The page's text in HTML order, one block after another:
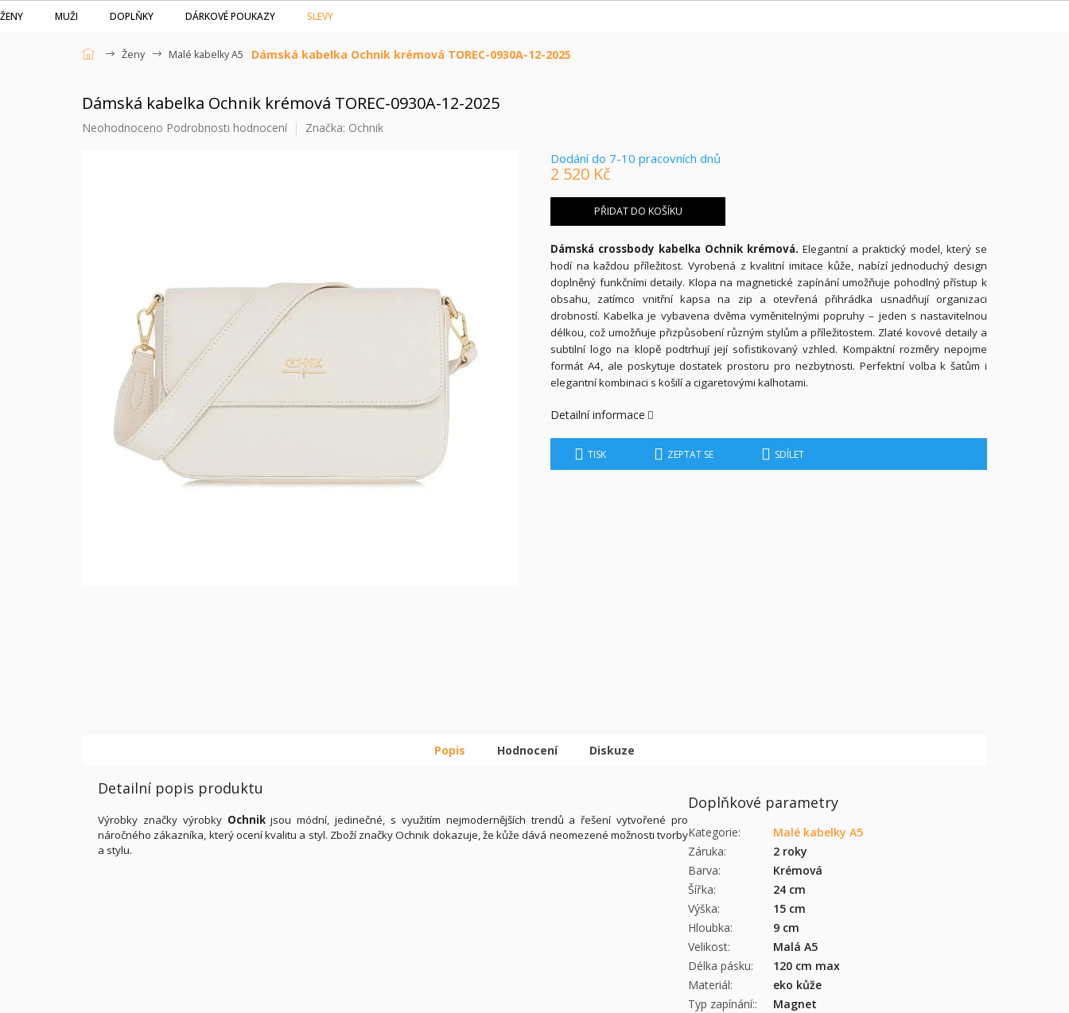
Přejít
na
ŽENY MUŽI DOPLŇKY DÁRKOVÉ POUKAZY SLEVY
Ženy Malé kabelky A5 Dámská kabelka Ochnik krémová TOREC-0930A-12-2025
Dámská kabelka Ochnik krémová TOREC-0930A-12-2025
Průměrné
Neohodnoceno Podrobnosti hodnocení Značka: Ochnik
2 520 Kč
cena:
Dodání do 7-10 pracovních dnů
PŘIDAT DO KOŠÍKU
Dámská crossbody kabelka Ochnik krémová. Elegantní a praktický model, který se
hodí na každou příležitost. Vyrobená z kvalitní imitace kůže, nabízí jednoduchý design
doplněný funkčními detaily. Klopa na magnetické zapínání umožňuje pohodlný přístup k
obsahu, zatímco vnitřní kapsa na zip a otevřená přihrádka usnadňují organizaci
drobností. Kabelka je vybavena dvěma vyměnitelnými popruhy – jeden s nastavitelnou
délkou, což umožňuje přizpůsobení různým stylům a příležitostem. Zlaté kovové detaily a
subtilní logo na klopě podtrhují její sofistikovaný vzhled. Kompaktní rozměry nepojme
formát A4, ale poskytuje dostatek prostoru pro nezbytnosti. Perfektní volba k šatům i
elegantní kombinaci s košilí a cigaretovými kalhotami.
Detailní informace
TISK ZEPTAT SE SDÍLET
Popis Hodnocení Diskuze
Detailní popis produktu
Výrobky značky výrobky Ochnikjsou módní, jedinečné, s využitím nejmodernějších trendů a řešení vytvořené pro
náročného zákazníka, který ocení kvalitu a styl. Zboží značky Ochnik dokazuje, že kůže dává neomezené možnosti tvorby
a stylu.
Doplňkové parametry
Kategorie:
Malé kabelky A5
Záruka:
2 roky
Barva:
Krémová
Šířka:
24 cm
Výška:
15 cm
Hloubka:
9 cm
Velikost:
Malá A5
Délka pásku:
120 cm max
Materiál:
eko kůže
Typ zapínání:: Magnet